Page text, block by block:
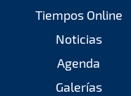
Tiempos Online
Noticias
Agenda
Galerías